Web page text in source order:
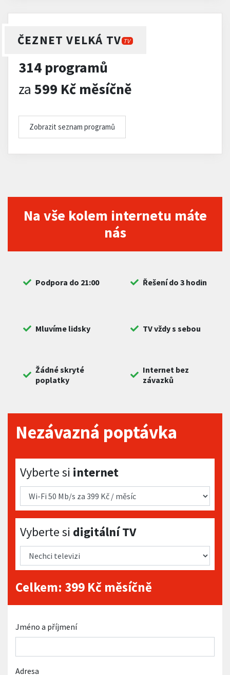
ČEZNET VELKÁ TV TV
314 programů
za 599 Kč měsíčně
Zobrazit seznam programů
Na vše kolem internetu máte
nás
Podpora do 21:00 Řešení do 3 hodin
Mluvíme lidsky TV vždy s sebou
Žádné skryté
poplatky
Internet bez
závazků
Nezávazná poptávka
Vyberte si internet
Vyberte si internet
Vyberte si digitální TV
Vyberte si digitální TV
Celkem: 399 Kč měsíčně
Jméno a příjmení
Adresa